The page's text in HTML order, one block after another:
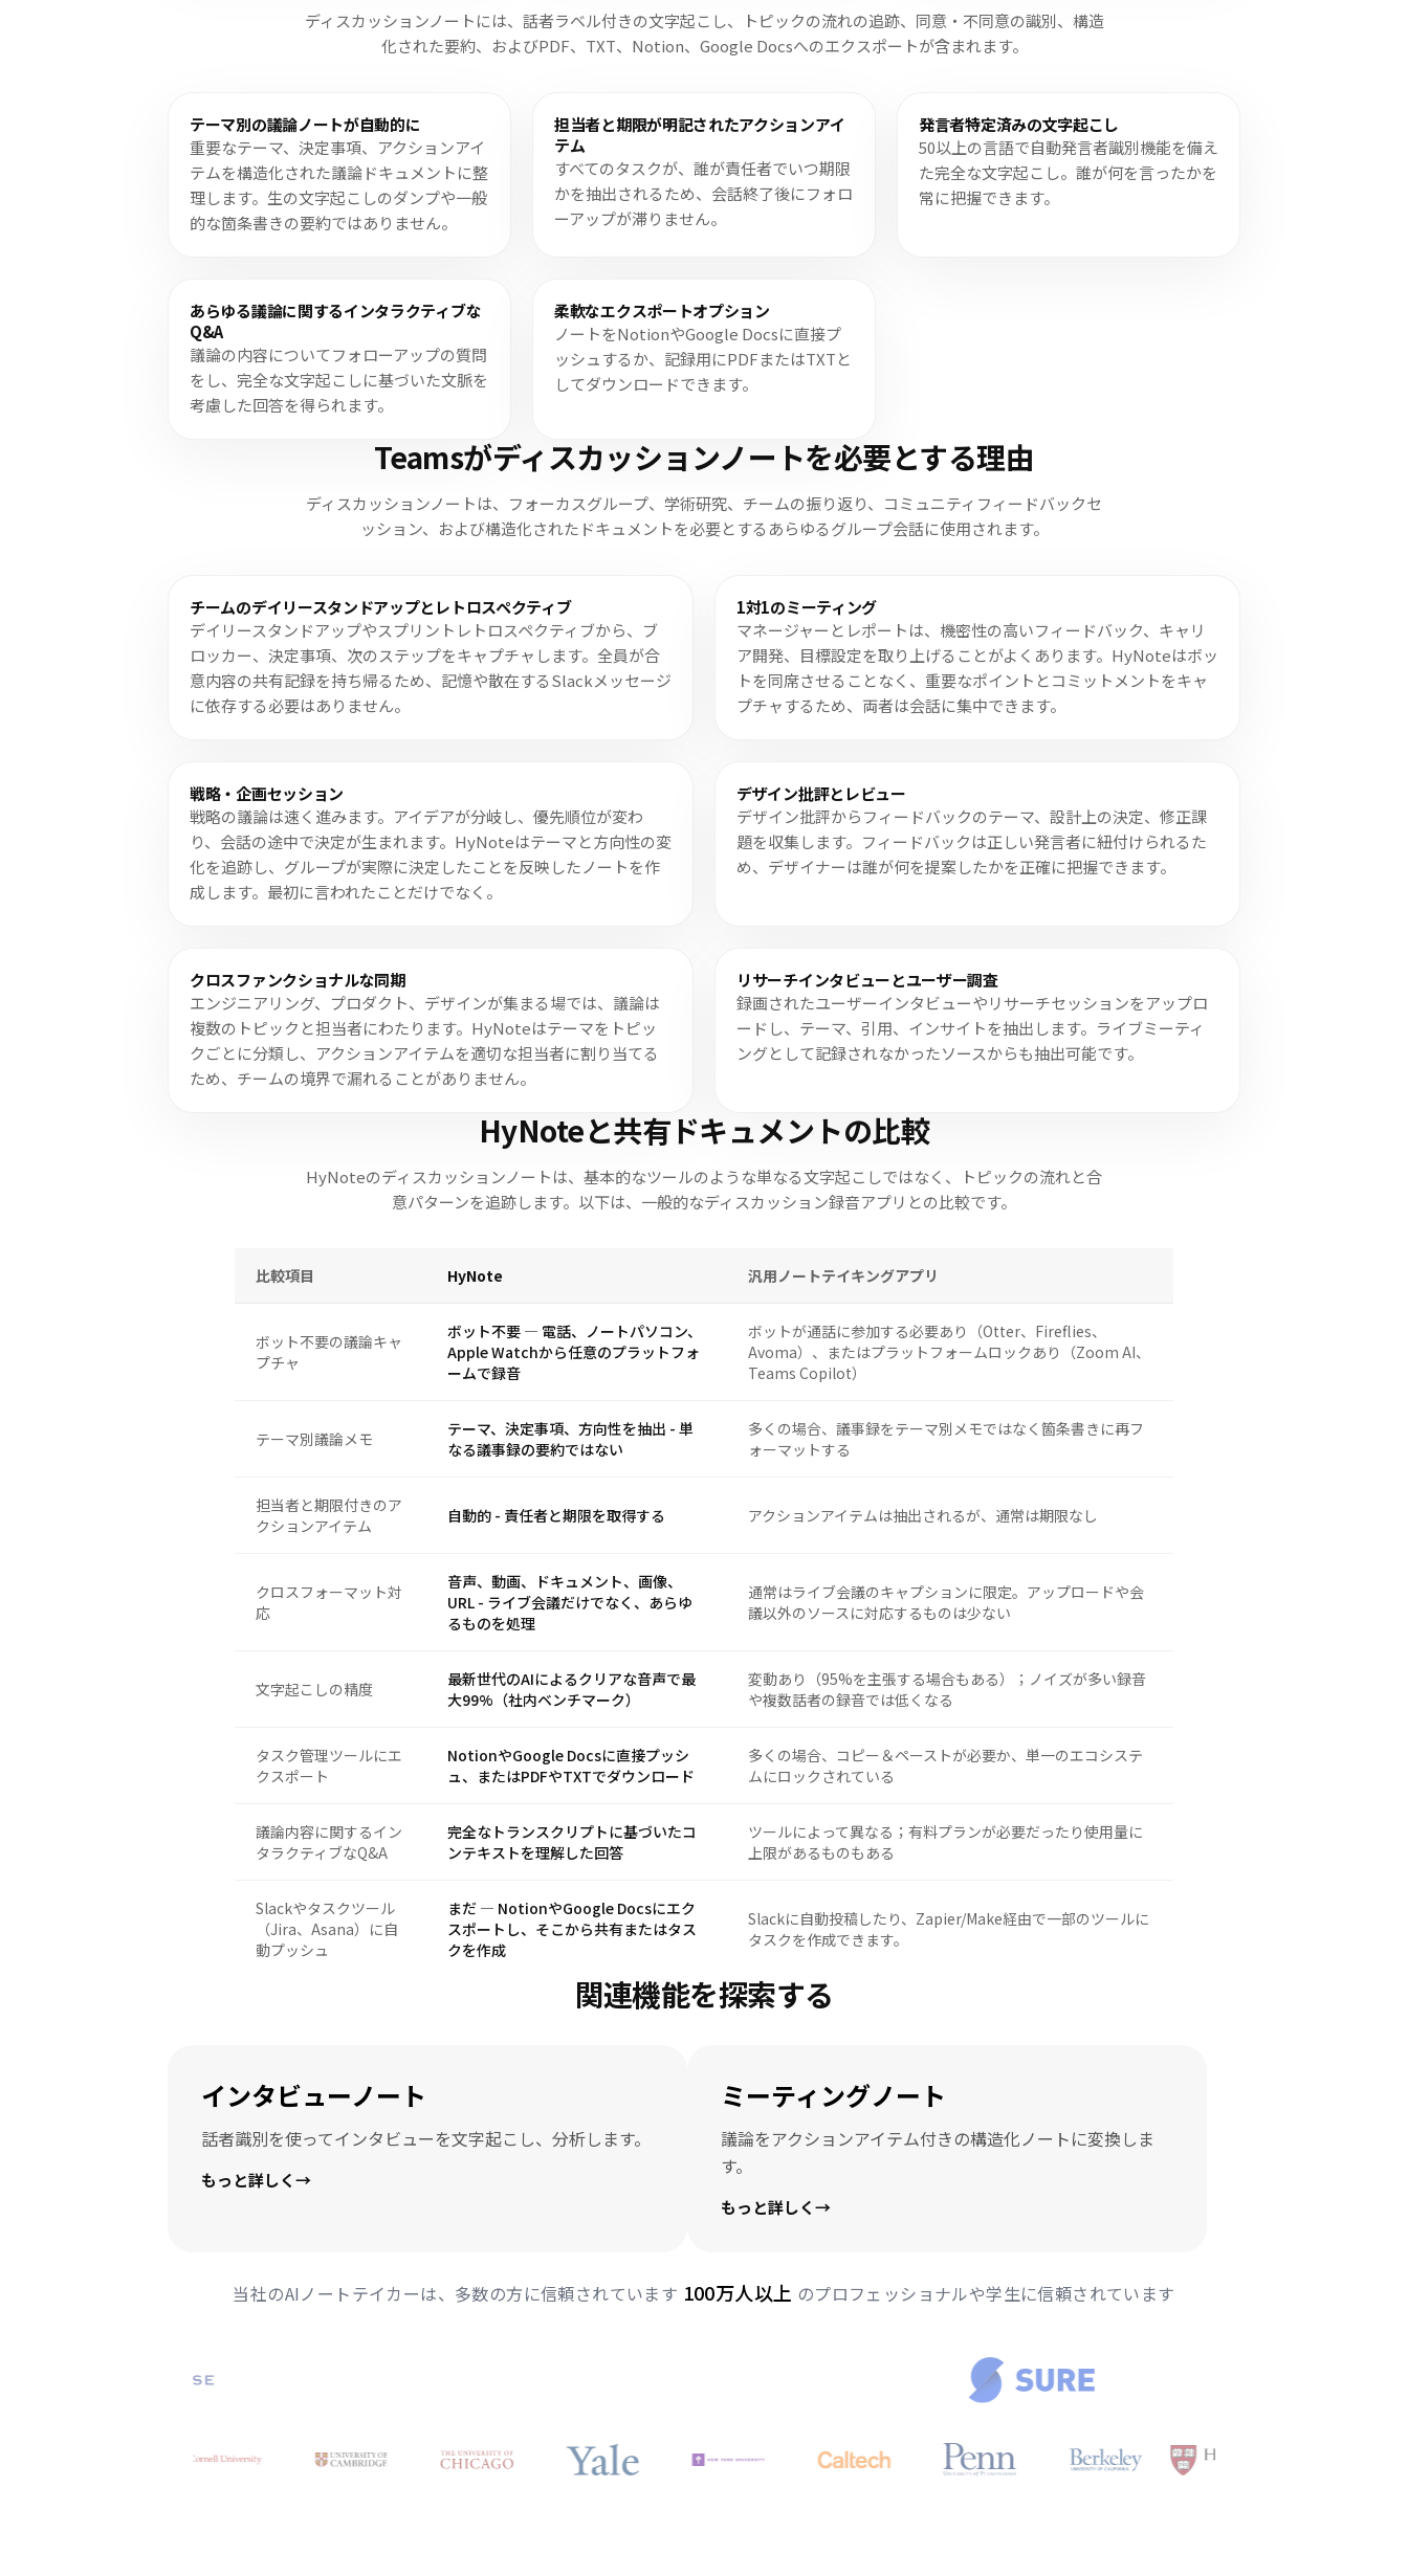
ディスカッションノートには、話者ラベル付きの文字起こし、トピックの流れの追跡、同意・不同意の識別、構造
化された要約、およびPDF、TXT、Notion、Google Docsへのエクスポートが含まれます。
テーマ別の議論ノートが自動的に
重要なテーマ、決定事項、アクションアイ
テムを構造化された議論ドキュメントに整
理します。生の文字起こしのダンプや一般
的な箇条書きの要約ではありません。
担当者と期限が明記されたアクションアイ
テム
すべてのタスクが、誰が責任者でいつ期限
かを抽出されるため、会話終了後にフォロ
ーアップが滞りません。
発言者特定済みの文字起こし
50以上の言語で自動発言者識別機能を備え
た完全な文字起こし。誰が何を言ったかを
常に把握できます。
あらゆる議論に関するインタラクティブな
Q&A
議論の内容についてフォローアップの質問
をし、完全な文字起こしに基づいた文脈を
考慮した回答を得られます。
柔軟なエクスポートオプション
ノートをNotionやGoogle Docsに直接プ
ッシュするか、記録用にPDFまたはTXTと
してダウンロードできます。
Teamsがディスカッションノートを必要とする理由
ディスカッションノートは、フォーカスグループ、学術研究、チームの振り返り、コミュニティフィードバックセ
ッション、および構造化されたドキュメントを必要とするあらゆるグループ会話に使用されます。
チームのデイリースタンドアップとレトロスペクティブ
デイリースタンドアップやスプリントレトロスペクティブから、ブ
ロッカー、決定事項、次のステップをキャプチャします。全員が合
意内容の共有記録を持ち帰るため、記憶や散在するSlackメッセージ
に依存する必要はありません。
1対1のミーティング
マネージャーとレポートは、機密性の高いフィードバック、キャリ
ア開発、目標設定を取り上げることがよくあります。HyNoteはボッ
トを同席させることなく、重要なポイントとコミットメントをキャ
プチャするため、両者は会話に集中できます。
戦略・企画セッション
戦略の議論は速く進みます。アイデアが分岐し、優先順位が変わ
り、会話の途中で決定が生まれます。HyNoteはテーマと方向性の変
化を追跡し、グループが実際に決定したことを反映したノートを作
成します。最初に言われたことだけでなく。
デザイン批評とレビュー
デザイン批評からフィードバックのテーマ、設計上の決定、修正課
題を収集します。フィードバックは正しい発言者に紐付けられるた
め、デザイナーは誰が何を提案したかを正確に把握できます。
クロスファンクショナルな同期
エンジニアリング、プロダクト、デザインが集まる場では、議論は
複数のトピックと担当者にわたります。HyNoteはテーマをトピッ
クごとに分類し、アクションアイテムを適切な担当者に割り当てる
ため、チームの境界で漏れることがありません。
リサーチインタビューとユーザー調査
録画されたユーザーインタビューやリサーチセッションをアップロ
ードし、テーマ、引用、インサイトを抽出します。ライブミーティ
ングとして記録されなかったソースからも抽出可能です。
HyNoteと共有ドキュメントの比較
HyNoteのディスカッションノートは、基本的なツールのような単なる文字起こしではなく、トピックの流れと合
意パターンを追跡します。以下は、一般的なディスカッション録音アプリとの比較です。
比較項目 HyNote 汎用ノートテイキングアプリ
ボット不要の議論キャ
プチャ
ボット不要 — 電話、ノートパソコン、
Apple Watchから任意のプラットフォ
ームで録音
ボットが通話に参加する必要あり（Otter、Fireflies、
Avoma）、またはプラットフォームロックあり（Zoom AI、
Teams Copilot）
テーマ別議論メモ
テーマ、決定事項、方向性を抽出 - 単
なる議事録の要約ではない
多くの場合、議事録をテーマ別メモではなく箇条書きに再フ
ォーマットする
担当者と期限付きのア
クションアイテム
自動的 - 責任者と期限を取得する アクションアイテムは抽出されるが、通常は期限なし
クロスフォーマット対
応
音声、動画、ドキュメント、画像、
URL - ライブ会議だけでなく、あらゆ
るものを処理
通常はライブ会議のキャプションに限定。アップロードや会
議以外のソースに対応するものは少ない
文字起こしの精度
最新世代のAIによるクリアな音声で最
大99%（社内ベンチマーク）
変動あり（95%を主張する場合もある）；ノイズが多い録音
や複数話者の録音では低くなる
タスク管理ツールにエ
クスポート
NotionやGoogle Docsに直接プッシ
ュ、またはPDFやTXTでダウンロード
多くの場合、コピー＆ペーストが必要か、単一のエコシステ
ムにロックされている
議論内容に関するイン
タラクティブなQ&A
完全なトランスクリプトに基づいたコ
ンテキストを理解した回答
ツールによって異なる；有料プランが必要だったり使用量に
上限があるものもある
Slackやタスクツール
（Jira、Asana）に自
動プッシュ
まだ — NotionやGoogle Docsにエク
スポートし、そこから共有またはタス
クを作成
Slackに自動投稿したり、Zapier/Make経由で一部のツールに
タスクを作成できます。
関連機能を探索する
インタビューノート
話者識別を使ってインタビューを文字起こし、分析します。
もっと詳しく→
ミーティングノート
議論をアクションアイテム付きの構造化ノートに変換しま
す。
もっと詳しく→
当社のAIノートテイカーは、多数の方に信頼されています 100万人以上 のプロフェッショナルや学生に信頼されています